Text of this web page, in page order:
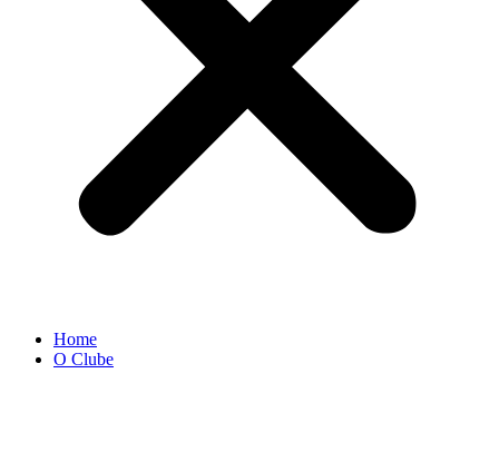
Home
O Clube